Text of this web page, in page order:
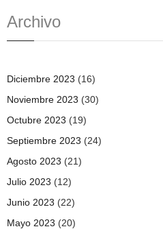
Archivo
Diciembre 2023 (16)
Noviembre 2023 (30)
Octubre 2023 (19)
Septiembre 2023 (24)
Agosto 2023 (21)
Julio 2023 (12)
Junio 2023 (22)
Mayo 2023 (20)